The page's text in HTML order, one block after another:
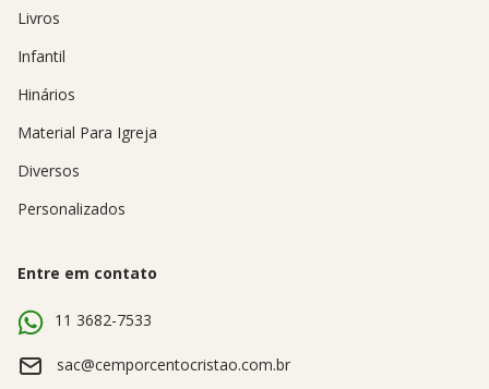
Livros
Infantil
Hinários
Material Para Igreja
Diversos
Personalizados
Entre em contato
11 3682-7533
sac@cemporcentocristao.com.br